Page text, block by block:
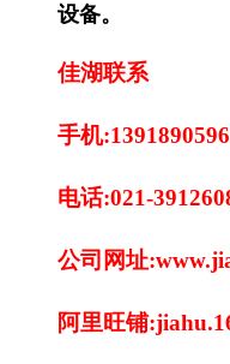
设备。
佳湖联系
手机
电话:021-
公司网址
阿里旺铺